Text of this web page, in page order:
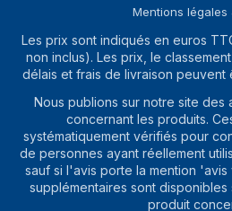
Mentions légales
Les prix sont indiqués en euros
non inclus). Les prix, le
délais et frais de livraison peuvent
Nous publions sur notre site des
concernant les produits.
systématiquement vérifiés pour
de personnes ayant réellement
sauf si l'avis porte la mention
supplémentaires sont
produit